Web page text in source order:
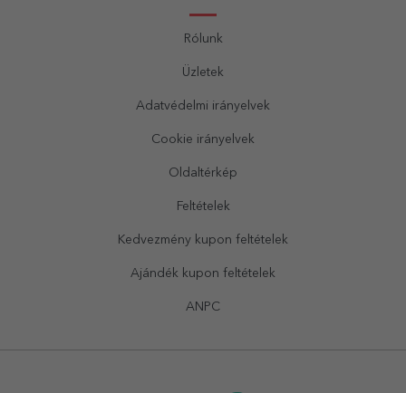
Rólunk
Üzletek
Adatvédelmi irányelvek
Cookie irányelvek
Oldaltérkép
Feltételek
Kedvezmény kupon feltételek
Ajándék kupon feltételek
ANPC